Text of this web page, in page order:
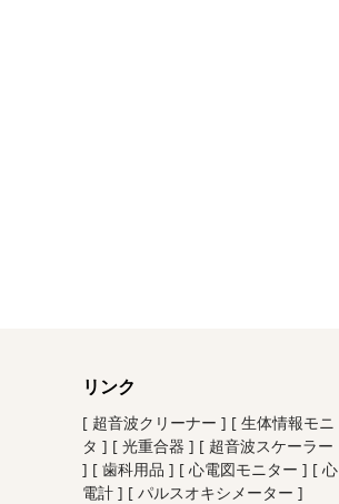
リンク
[ 超音波クリーナー ] [ 生体情報モニ
タ ] [ 光重合器 ] [ 超音波スケーラー
] [ 歯科用品 ] [ 心電図モニター ] [ 心
電計 ] [ パルスオキシメーター ]